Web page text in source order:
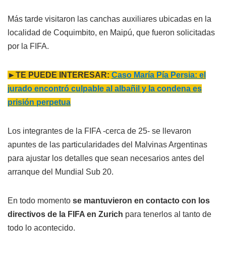
Más tarde visitaron las canchas auxiliares ubicadas en la
localidad de Coquimbito, en Maipú, que fueron solicitadas
por la FIFA.
►TE PUEDE INTERESAR: Caso María Pía Persia: el
jurado encontró culpable al albañil y la condena es
prisión perpetua
Los integrantes de la FIFA -cerca de 25- se llevaron
apuntes de las particularidades del Malvinas Argentinas
para ajustar los detalles que sean necesarios antes del
arranque del Mundial Sub 20.
En todo momento se mantuvieron en contacto con los
directivos de la FIFA en Zurich para tenerlos al tanto de
todo lo acontecido.